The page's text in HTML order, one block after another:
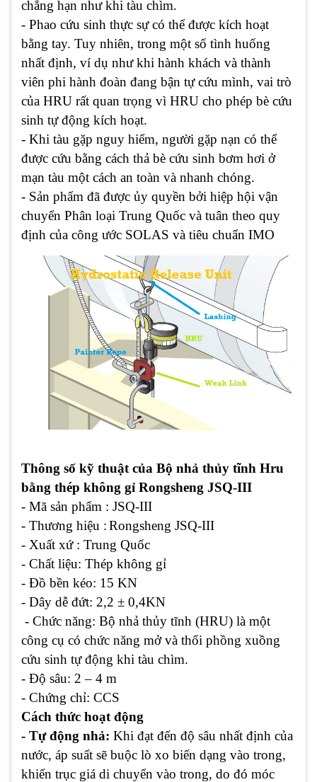
chẳng hạn như khi tàu chìm.
- Phao cứu sinh thực sự có thể được kích hoạt
bằng tay. Tuy nhiên, trong một số tình huống
nhất định, ví dụ như khi hành khách và thành
viên phi hành đoàn đang bận tự cứu mình, vai trò
của HRU rất quan trọng vì HRU cho phép bè cứu
sinh tự động kích hoạt.
- Khi tàu gặp nguy hiểm, người gặp nạn có thể
được cứu bằng cách thả bè cứu sinh bơm hơi ở
mạn tàu một cách an toàn và nhanh chóng.
- Sản phẩm đã được ủy quyền bởi hiệp hội vận
chuyển Phân loại Trung Quốc và tuân theo quy
định của công ước SOLAS và tiêu chuẩn IMO
Thông số kỹ thuật của Bộ nhả thủy tĩnh Hru
bằng thép không gỉ Rongsheng JSQ-III
- Mã sản phẩm : JSQ-III
- Thương hiệu :Rongsheng JSQ-III
- Xuất xứ : Trung Quốc
- Chất liệu: Thép không gỉ
- Đồ bền kéo: 15 KN
- Dây dễ đứt: 2,2 ± 0,4KN
- Chức năng: Bộ nhả thủy tĩnh (HRU) là một
công cụ có chức năng mở và thổi phồng xuồng
cứu sinh tự động khi tàu chìm.
- Độ sâu: 2 – 4 m
- Chứng chỉ: CCS
Cách thức hoạt động
- Tự động nhả: Khi đạt đến độ sâu nhất định của
nước, áp suất sẽ buộc lò xo biến dạng vào trong,
khiến trục giá di chuyển vào trong, do đó móc